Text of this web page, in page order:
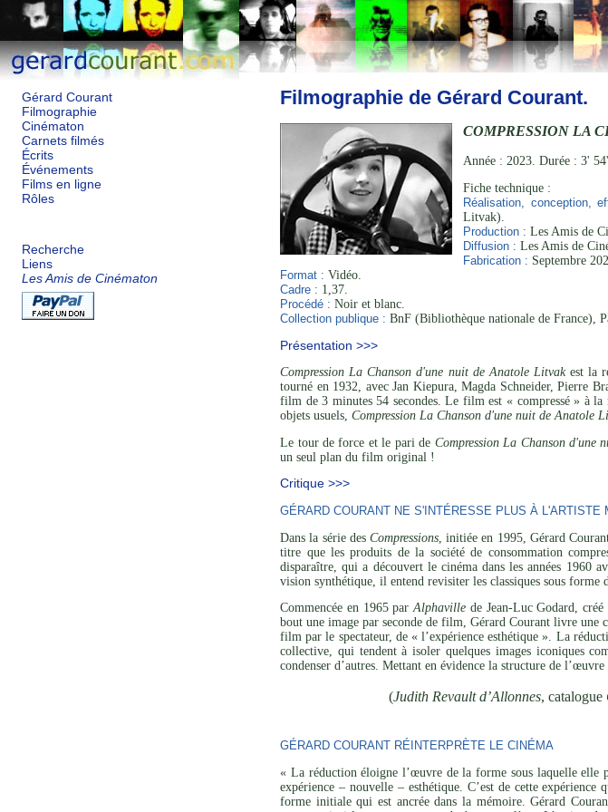
Gérard Courant
Filmographie
Cinématon
Carnets filmés
Écrits
Événements
Films en ligne
Rôles
Recherche
Liens
Les Amis de Cinématon
Filmographie de Gérard Courant.
COMPRESSION LA
Année : 2023. Durée : 3'
Fiche technique :
Réalisation, conception,
Litvak).
Production : Les Amis de
Diffusion : Les Amis de
Fabrication : Septembre
Format : Vidéo.
Cadre : 1,37.
Procédé : Noir et blanc.
Collection publique : BnF (Bibliothèque nationale de France),
Présentation >>>
Compression La Chanson d'une nuit de Anatole Litvakest la
tourné en 1932, avec Jan Kiepura, Magda Schneider, Pierre
film de 3 minutes 54 secondes. Le film est « compressé » à
objets usuels,Compression La Chanson d'une nuit de Anatole
Le tour de force et le pari de Compression La Chanson d'une
un seul plan du film original !
Critique >>>
GÉRARD COURANT NE S'INTÉRESSE PLUS À L'ARTISTE
Dans la série desCompressions , initiée en 1995, Gérard
titre que les produits de la société de consommation
disparaître, qui a découvert le cinéma dans les années 1960
vision synthétique, il entend revisiter les classiques sous forme
Commencée en 1965 parAlphaville de Jean-Luc Godard,
bout une image par seconde de film, Gérard Courant livre une
film par le spectateur, de « l’expérience esthétique ». La
collective, qui tendent à isoler quelques images iconiques
condenser d’autres. Mettant en évidence la structure de
(Judith Revault d’Allonnes, catalogue
GÉRARD COURANT RÉINTERPRÈTE LE CINÉMA
« La réduction éloigne l’œuvre de la forme sous laquelle elle
expérience – nouvelle – esthétique. C’est de cette
forme initiale qui est ancrée dans la mémoire. Gérard